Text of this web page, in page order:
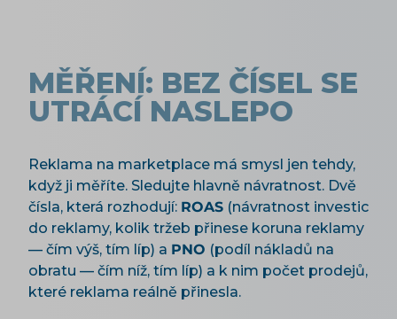
MĚŘENÍ: BEZ ČÍSEL SE
UTRÁCÍ NASLEPO
Reklama na marketplace má smysl jen tehdy,
když ji měříte. Sledujte hlavně návratnost. Dvě
čísla, která rozhodují: ROAS (návratnost investic
do reklamy, kolik tržeb přinese koruna reklamy
— čím výš, tím líp) a PNO (podíl nákladů na
obratu — čím níž, tím líp) a k nim počet prodejů,
které reklama reálně přinesla.